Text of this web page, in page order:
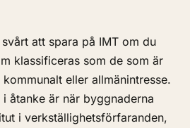
att spara på IMT om du
klassificeras som de som är
eller allmänintresse.
åtanke är när byggnaderna
i verkställighetsförfaranden,